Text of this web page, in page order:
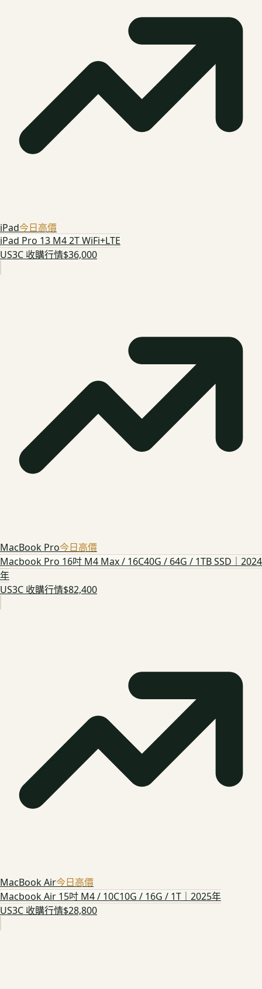
iPad今日高價
iPad Pro 13 M4 2T WiFi+LTE
US3C 收購行情$36,000
MacBook Pro今日高價
Macbook Pro 16吋 M4 Max / 16C40G / 64G / 1TB SSD｜2024
年
US3C 收購行情$82,400
MacBook Air今日高價
Macbook Air 15吋 M4 / 10C10G / 16G / 1T｜2025年
US3C 收購行情$28,800